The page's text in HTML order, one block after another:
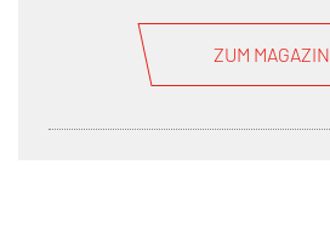
ZUM MAGAZIN